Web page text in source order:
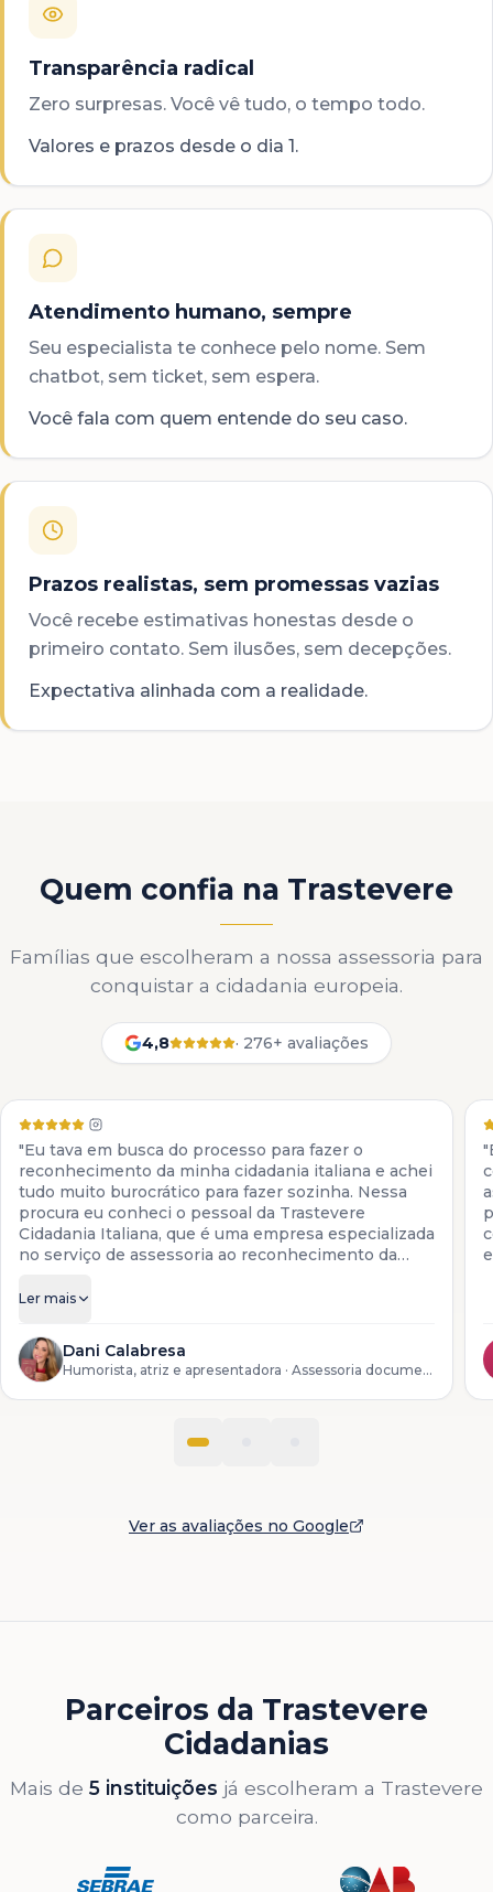
Transparência radical
Zero surpresas. Você vê tudo, o tempo todo.
Valores e prazos desde o dia 1.
Atendimento humano, sempre
Seu especialista te conhece pelo nome. Sem
chatbot, sem ticket, sem espera.
Você fala com quem entende do seu caso.
Prazos realistas, sem promessas vazias
Você recebe estimativas honestas desde o
primeiro contato. Sem ilusões, sem decepções.
Expectativa alinhada com a realidade.
Quem confia na Trastevere
Famílias que escolheram a nossa assessoria para
conquistar a cidadania europeia.
4,8 · 276+ avaliações
"Eu tava em busca do processo para fazer o
reconhecimento da minha cidadania italiana e achei
tudo muito burocrático para fazer sozinha. Nessa
procura eu conheci o pessoal da Trastevere
Cidadania Italiana, que é uma empresa especializada
no serviço de assessoria ao reconhecimento da
os serviços para descendentes de italianos, desde a
do processo lá na Itália."
Ler mais
Dani Calabresa
Humorista, atriz e apresentadora · Assessoria documental
Ver as avaliações no Google
Parceiros da Trastevere
Cidadanias
Mais de 5 instituições já escolheram a Trastevere
como parceira.